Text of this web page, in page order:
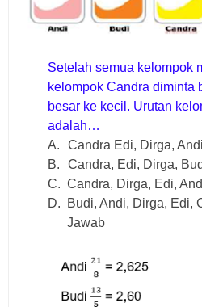
Setelah semua kelompok
kelompok Candra diminta
besar ke kecil. Urutan
adalah…
A.
Candra Edi, Dirga,
B.
Candra, Edi, Dirga,
C. Candra, Dirga, Edi,
D.
Budi, Andi, Dirga, Edi,
Jawab